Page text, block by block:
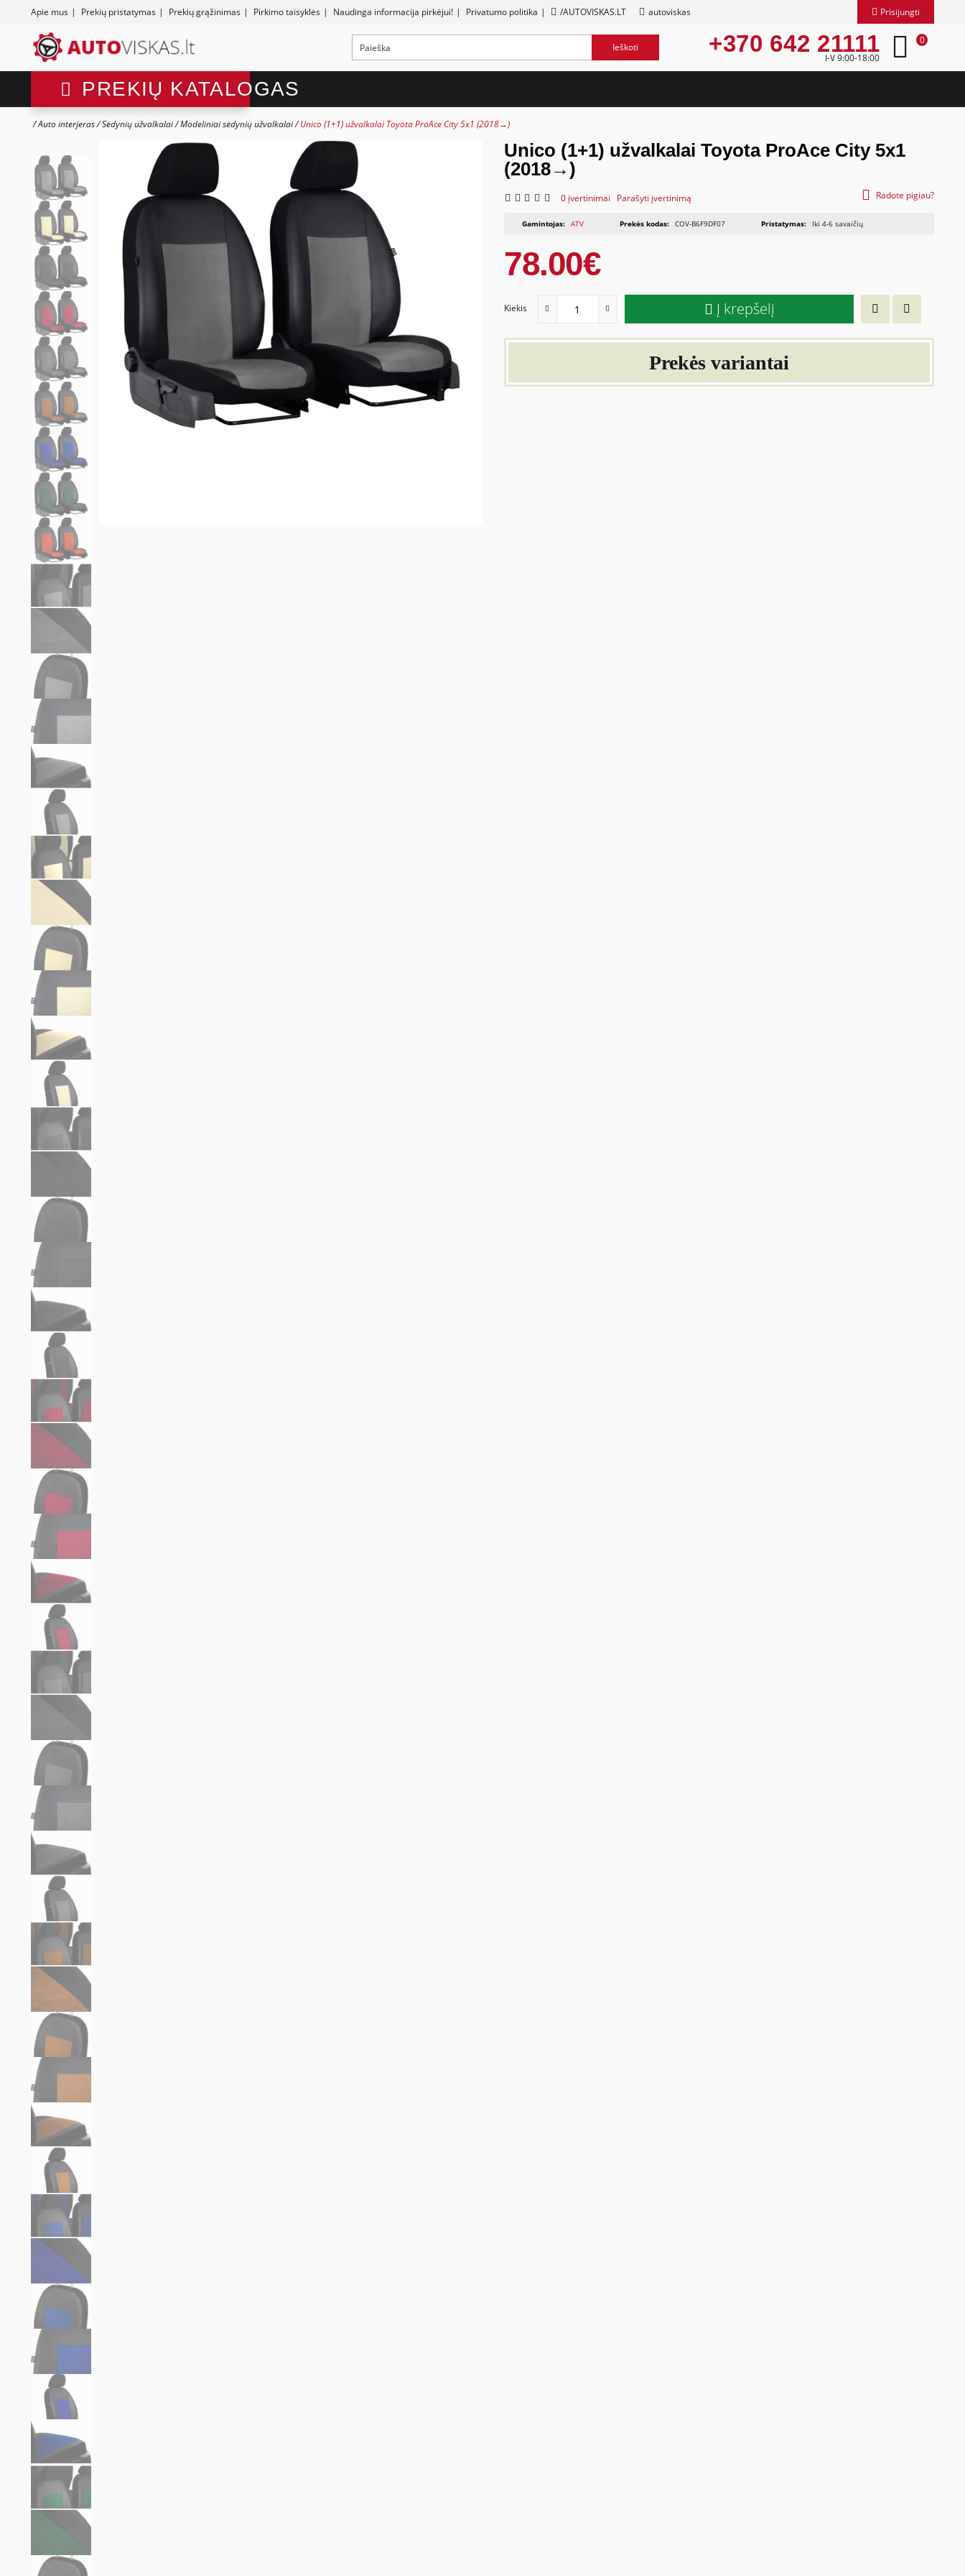
Apie mus | Prekių pristatymas | Prekių grąžinimas | Pirkimo taisyklės | Naudinga informacija pirkėjui! | Privatumo politika | /AUTOVISKAS.LT autoviskas Prisijungti
Ieškoti +370 642 21111
I-V 9:00-18:00
0
PREKIŲ KATALOGAS
Auto interjeras Sėdynių užvalkalai Modeliniai sėdynių užvalkalai Unico (1+1) užvalkalai Toyota ProAce City 5x1 (2018→)
Unico (1+1) užvalkalai Toyota ProAce City 5x1
(2018→)
0 įvertinimai Parašyti įvertinimą Radote pigiau?
Gamintojas: ATV Prekės kodas: COV-B6F9DF07 Pristatymas: Iki 4-6 savaičių
78.00€
Kiekis Į krepšelį
Prekės variantai